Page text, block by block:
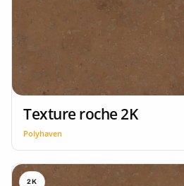
Texture roche 2K
Polyhaven
2K